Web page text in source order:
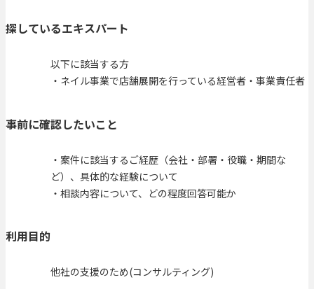
探しているエキスパート
以下に該当する方
・ネイル事業で店舗展開を行っている経営者・事業責任者
事前に確認したいこと
・案件に該当するご経歴（会社・部署・役職・期間な
ど）、具体的な経験について
・相談内容について、どの程度回答可能か
利用目的
他社の支援のため(コンサルティング)